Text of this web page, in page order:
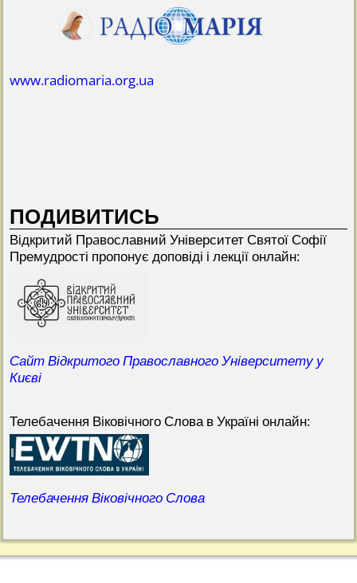
www.radiomaria.org.ua
ПОДИВИТИСЬ
Відкритий Прaвославний Університет Святої Софії
Премудрості пропонує доповіді і лекції онлайн:
Сайт Відкритого Православного Університету у
Києві
Телебачення Віковічного Слова в Україні онлайн:
Телебачення Віковічного Слова